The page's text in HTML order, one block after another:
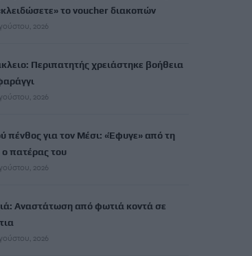
το voucher διακοπών
2026
Περιπατητής χρειάστηκε βοήθεια
2026
πένθος για τον Μέσι: «Έφυγε» από τη
ο πατέρας του
2026
Αναστάτωση από φωτιά κοντά σε
2026